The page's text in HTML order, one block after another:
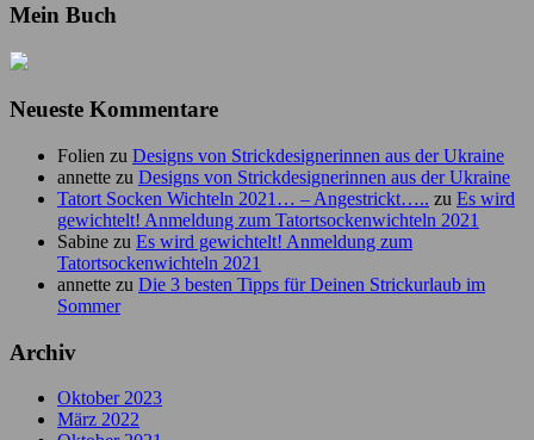
Mein Buch
Neueste Kommentare
Folien zu Designs von Strickdesignerinnen aus der Ukraine
annette zu Designs von Strickdesignerinnen aus der Ukraine
Tatort Socken Wichteln 2021… – Angestrickt….. zu Es wird
gewichtelt! Anmeldung zum Tatortsockenwichteln 2021
Sabine zu Es wird gewichtelt! Anmeldung zum
Tatortsockenwichteln 2021
annette zu Die 3 besten Tipps für Deinen Strickurlaub im
Sommer
Archiv
Oktober 2023
März 2022